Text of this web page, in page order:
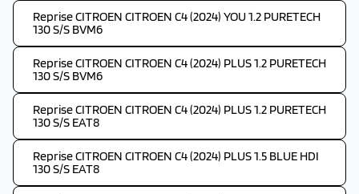
Reprise CITROEN CITROEN C4 (2024) YOU 1.2 PURETECH
130 S/S BVM6
Reprise CITROEN CITROEN C4 (2024) PLUS 1.2 PURETECH
130 S/S BVM6
Reprise CITROEN CITROEN C4 (2024) PLUS 1.2 PURETECH
130 S/S EAT8
Reprise CITROEN CITROEN C4 (2024) PLUS 1.5 BLUE HDI
130 S/S EAT8